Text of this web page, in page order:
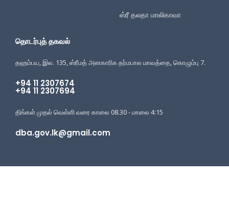
ஸ்ரீ தலதா மாலிகாவா
தொடர்புத் தகவல்
தஹம்பய, இல. 135, ஸ்ரீமத் அனகாரிக தர்மபால மாவத்தை, கொழும்பு 7.
+94 11 2307674
+94 11 2307694
திங்கள் முதல் வெள்ளி வரை காலை 08.30 - மாலை 4:15
dba.gov.lk@gmail.com